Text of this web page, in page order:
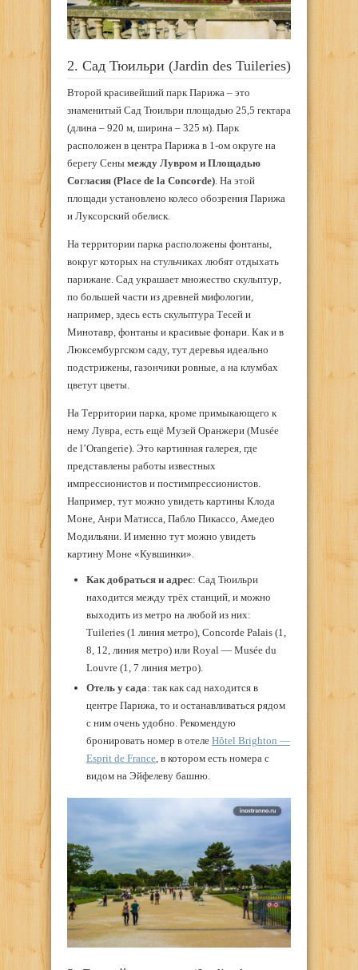
2. Сад Тюильри (Jardin des Tuileries)
Второй красивейший парк Парижа – это
знаменитый Сад Тюильри площадью 25,5 гектара
(длина – 920 м, ширина – 325 м). Парк
расположен в центра Парижа в 1-ом округе на
берегу Сены между Лувром и Площадью
Согласия (Place de la Concorde). На этой
площади установлено колесо обозрения Парижа
и Луксорский обелиск.
На территории парка расположены фонтаны,
вокруг которых на стульчиках любят отдыхать
парижане. Сад украшает множество скульптур,
по большей части из древней мифологии,
например, здесь есть скульптура Тесей и
Минотавр, фонтаны и красивые фонари. Как и в
Люксембургском саду, тут деревья идеально
подстрижены, газончики ровные, а на клумбах
цветут цветы.
На Территории парка, кроме примыкающего к
нему Лувра, есть ещё Музей Оранжери (Musée
de l’Orangerie). Это картинная галерея, где
представлены работы известных
импрессионистов и постимпрессионистов.
Например, тут можно увидеть картины Клода
Моне, Анри Матисса, Пабло Пикассо, Амедео
Модильяни. И именно тут можно увидеть
картину Моне «Кувшинки».
Как добраться и адрес: Сад Тюильри
находится между трёх станций, и можно
выходить из метро на любой из них:
Tuileries (1 линия метро), Concorde Palais (1,
8, 12, линия метро) или Royal — Musée du
Louvre (1, 7 линия метро).
Отель у сада: так как сад находится в
центре Парижа, то и останавливаться рядом
с ним очень удобно. Рекомендую
бронировать номер в отеле Hôtel Brighton —
Esprit de France, в котором есть номера с
видом на Эйфелеву башню.